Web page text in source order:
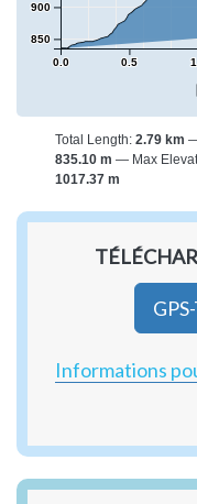
0.0 0.5
850
900
Total Length: 2.79 km
835.10 m
Max
1017.37 m
Informations